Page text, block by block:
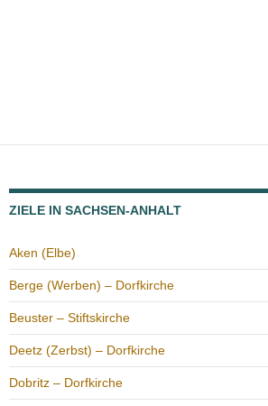
ZIELE IN SACHSEN-ANHALT
Aken (Elbe)
Berge (Werben) – Dorfkirche
Beuster – Stiftskirche
Deetz (Zerbst) – Dorfkirche
Dobritz – Dorfkirche